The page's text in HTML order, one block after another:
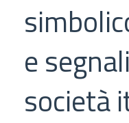
e
società